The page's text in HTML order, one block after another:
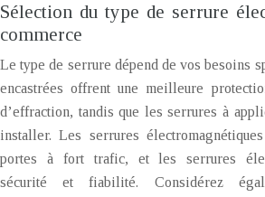
Sélection du type de serrure
commerce
Le type de serrure dépend de vos besoins
encastrées offrent une meilleure
d’effraction, tandis que les serrures à
installer. Les serrures
portes à fort trafic, et les serrures
sécurité et fiabilité. Considérez